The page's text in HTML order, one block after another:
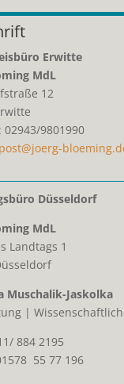
Erwitte
MdL
12
02943/9801990
post@joerg-
Düsseldorf
MdL
Landtags 1
Muschalik-Jaskolka
|
884 2195
55 77 196